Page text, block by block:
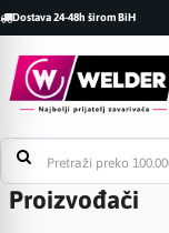
Dostava 24-48h širom BiH
Proizvođači